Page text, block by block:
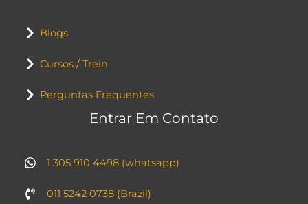
Blogs
Cursos / Trein
Perguntas Frequentes
Entrar Em Contato
1 305 910 4498 (whatsapp)
011 5242 0738 (Brazil)